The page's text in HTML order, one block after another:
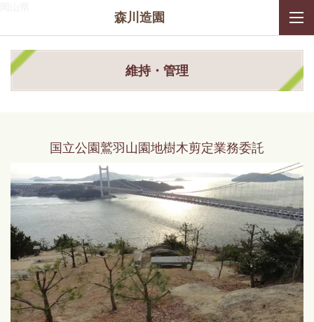
森川造園
維持・管理
国立公園鷲羽山園地樹木剪定業務委託